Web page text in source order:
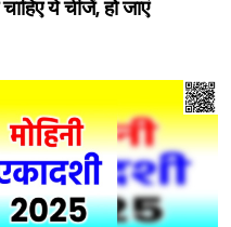
ये चीजें, हो जाएं